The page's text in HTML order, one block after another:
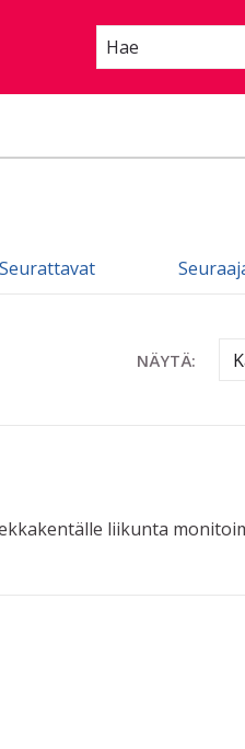
Hae
Seurattavat
NÄYTÄ:
liikunta